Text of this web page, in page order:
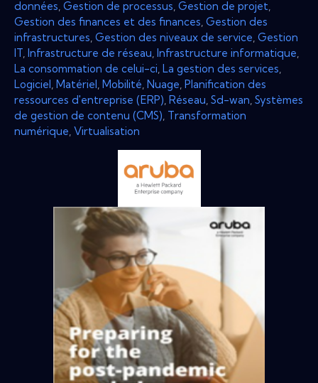
données Gestion de processus Gestion de projet
Gestion des finances et des finances Gestion des
infrastructures Gestion des niveaux de service Gestion
IT Infrastructure de réseau Infrastructure informatique
La consommation de celui-ci La gestion des services
Logiciel Matériel Mobilité Nuage Planification des
ressources d'entreprise (ERP) Réseau Sd-wan Systèmes
de gestion de contenu (CMS) Transformation
numérique Virtualisation